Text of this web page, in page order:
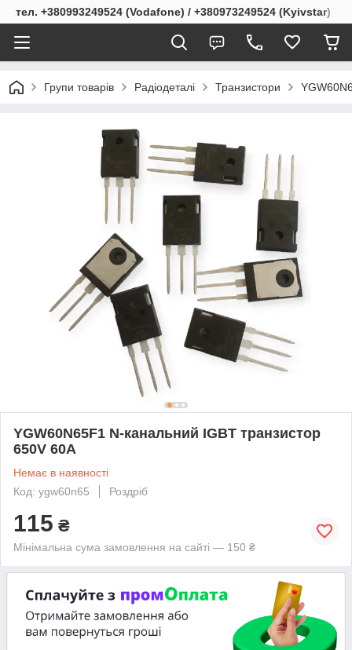
тел. +380993249524 (Vodafone) / +380973249524 (Kyivstar)
Групи товарів Радіодеталі Транзистори
YGW60N65F1 N-канальний IGBT транзистор
650V 60A
Немає в наявності
Код: ygw60n65
Роздріб
115 ₴
Мінімальна сума замовлення на сайті — 150 ₴